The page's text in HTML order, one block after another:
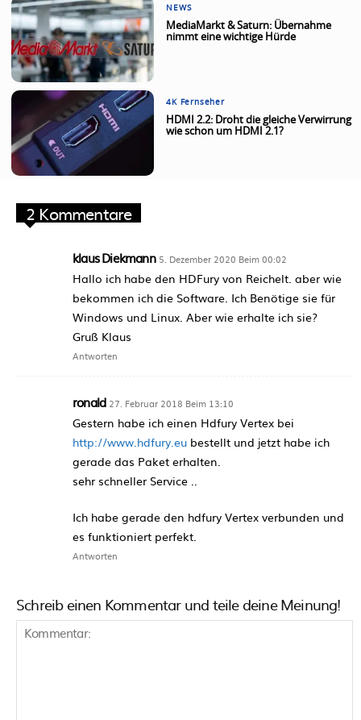
NEWS
MediaMarkt & Saturn: Übernahme
nimmt eine wichtige Hürde
4K Fernseher
HDMI 2.2: Droht die gleiche Verwirrung
wie schon um HDMI 2.1?
2 Kommentare
klaus Diekmann 5. Dezember 2020 Beim 00:02
Hallo ich habe den HDFury von Reichelt. aber wie
bekommen ich die Software. Ich Benötige sie für
Windows und Linux. Aber wie erhalte ich sie?
Gruß Klaus
Antworten
ronald 27. Februar 2018 Beim 13:10
Gestern habe ich einen Hdfury Vertex bei
http://www.hdfury.eu bestellt und jetzt habe ich
gerade das Paket erhalten.
sehr schneller Service ..
Ich habe gerade den hdfury Vertex verbunden und
es funktioniert perfekt.
Antworten
Schreib einen Kommentar und teile deine Meinung!